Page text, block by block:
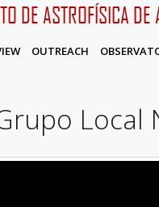
DE ASTROFÍSICA
OUTREACH
Local